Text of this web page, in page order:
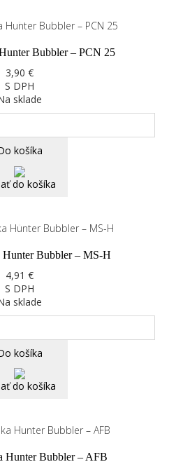
Bubbler – PCN 25
3,90 €
S DPH
sklade
košíka
do košíka
Hunter Bubbler – MS-H
4,91 €
S DPH
sklade
košíka
do košíka
Hunter Bubbler – AFB